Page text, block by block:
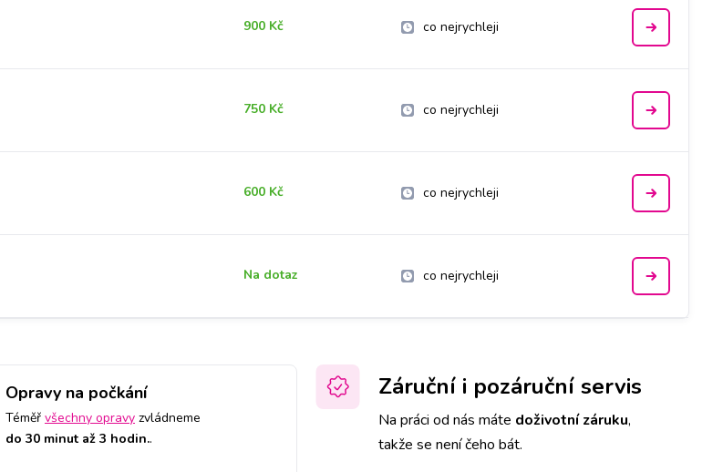
900 Kč co nejrychleji
750 Kč co nejrychleji
600 Kč co nejrychleji
Na dotaz co nejrychleji
Opravy na počkání
Téměř všechny opravy zvládneme
do 30 minut až 3 hodin..
Záruční i pozáruční servis
Na práci od nás máte doživotní záruku,
takže se není čeho bát.